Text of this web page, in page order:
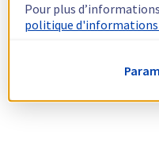
Pour plus
politique d'informations